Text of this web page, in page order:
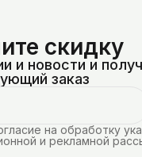
скидку
и новости и
заказ
на обработку
и рекламной